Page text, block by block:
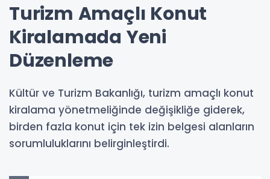
Turizm Amaçlı Konut
Kiralamada Yeni
Düzenleme
Kültür ve Turizm Bakanlığı, turizm amaçlı konut
kiralama yönetmeliğinde değişikliğe giderek,
birden fazla konut için tek izin belgesi alanların
sorumluluklarını belirginleştirdi.